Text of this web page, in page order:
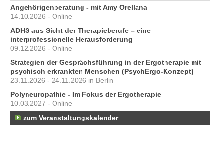
Angehörigenberatung - mit Amy Orellana
14.10.2026 - Online
ADHS aus Sicht der Therapieberufe – eine
interprofessionelle Herausforderung
09.12.2026 - Online
Strategien der Gesprächsführung in der Ergotherapie mit
psychisch erkrankten Menschen (PsychErgo-Konzept)
23.11.2026 - 24.11.2026 in Berlin
Polyneuropathie - Im Fokus der Ergotherapie
10.03.2027 - Online
zum Veranstaltungskalender